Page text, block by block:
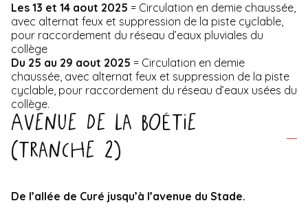
Les 13 et 14 aout 2025 = Circulation en demie chaussée,
avec alternat feux et suppression de la piste cyclable,
pour raccordement du réseau d’eaux pluviales du
collège
Du 25 au 29 aout 2025 = Circulation en demie
chaussée, avec alternat feux et suppression de la piste
cyclable, pour raccordement du réseau d’eaux usées du
collège.
Avenue de La Boétie
(tranche 2)
De l’allée de Curé jusqu’à l’avenue du Stade.